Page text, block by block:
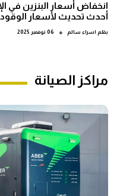
أحدث تحديث لأسعار
بقلم اسراء سالم ● 06 نوفمبر 2025
مراكز الصيانة